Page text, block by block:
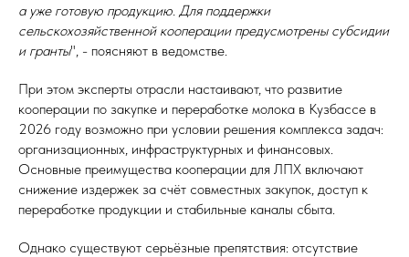
а уже готовую продукцию. Для поддержки
сельскохозяйственной кооперации предусмотрены субсидии
и гранты", - поясняют в ведомстве.
При этом эксперты отрасли настаивают, что развитие
кооперации по закупке и переработке молока в Кузбассе в
2026 году возможно при условии решения комплекса задач:
организационных, инфраструктурных и финансовых.
Основные преимущества кооперации для ЛПХ включают
снижение издержек за счёт совместных закупок, доступ к
переработке продукции и стабильные каналы сбыта.
Однако существуют серьёзные препятствия: отсутствие